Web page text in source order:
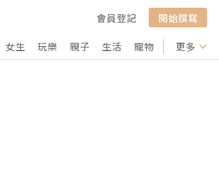
會員登記
開始撰寫
女生 玩樂 親子 生活 寵物 行山 打卡
更多